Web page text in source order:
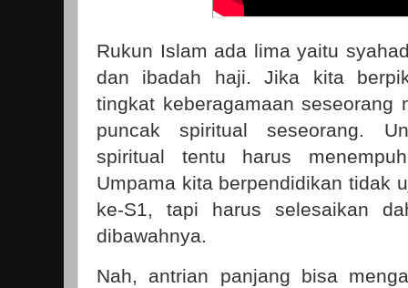
Rukun Islam ada lima yaitu
dan ibadah haji. Jika kita
tingkat keberagamaan seseorang
puncak spiritual seseorang.
spiritual tentu harus
Umpama kita berpendidikan tidak
ke-S1, tapi harus selesaikan
dibawahnya.
Nah, antrian panjang bisa